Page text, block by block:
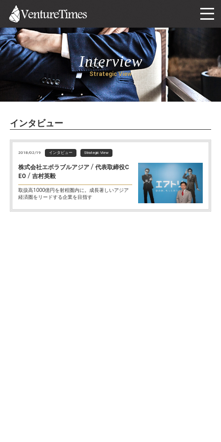
Strategic View
Interview
インタビュー
2018/02/19 インタビュー Strategic View
取扱高1000億円を射程圏内に。成長著しいアジア
経済圏をリードする企業を目指す
株式会社エボラブルアジア / 代表取締役C
EO / 吉村英毅